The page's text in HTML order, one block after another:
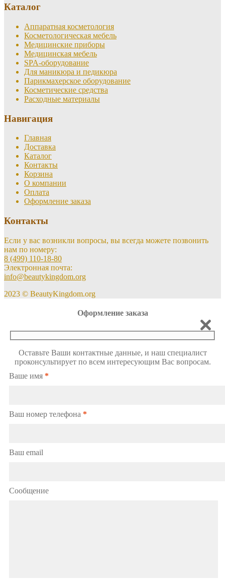
Каталог
Аппаратная косметология
Косметологическая мебель
Медицинские приборы
Медицинская мебель
SPA-оборудование
Для маникюра и педикюра
Парикмахерское оборудование
Косметические средства
Расходные материалы
Навигация
Главная
Доставка
Каталог
Контакты
Корзина
О компании
Оплата
Оформление заказа
Контакты
Если у вас возникли вопросы, вы всегда можете позвонить
нам по номеру:
8 (499) 110-18-80
Электронная почта:
info@beautykingdom.org
2023 © BeautyKingdom.org
Оформление заказа
Оставьте Ваши контактные данные, и наш специалист
проконсультирует по всем интересующим Вас вопросам.
Ваше имя *
Ваш номер телефона *
Ваш email
Сообщение